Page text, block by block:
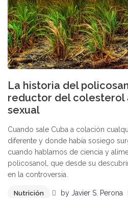
La historia del
reductor del colesterol
sexual
Cuando sale Cuba a colación
diferente y donde había sosiego
cuando hablamos de ciencia y
policosanol, que desde su
en la controversia.
Nutrición by Javier S. Perona